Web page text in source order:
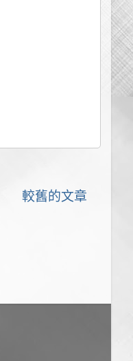
較舊的文章